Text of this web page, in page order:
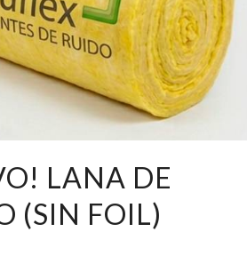
LANA DE
(SIN FOIL)